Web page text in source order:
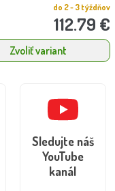
do 2 - 3 týždňov
112.79 €
Zvoliť variant
Sledujte náš
YouTube
kanál